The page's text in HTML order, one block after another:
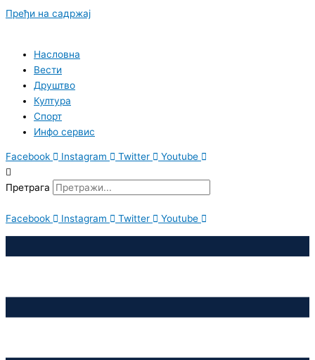
Пређи на садржај
Насловна
Вести
Друштво
Култура
Спорт
Инфо сервис
Facebook Instagram Twitter Youtube
Претрага
Facebook Instagram Twitter Youtube